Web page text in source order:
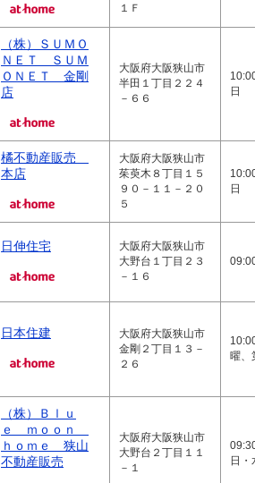
１Ｆ
（株）ＳＵＭＯ
ＮＥＴ ＳＵＭ
ＯＮＥＴ 金剛
店
大阪府大阪狭山市
半田１丁目２２４
－６６
日
橘不動産販売
本店
大阪府大阪狭山市
茱萸木８丁目１５
９０－１１－２０
５
日
日伸住宅
大阪府大阪狭山市
大野台１丁目２３
－１６
日本住建
大阪府大阪狭山市
金剛２丁目１３－
２６
曜、
（株）Ｂｌｕ
ｅ ｍｏｏｎ
ｈｏｍｅ 狭山
不動産販売
大阪府大阪狭山市
大野台２丁目１１
－１
日・